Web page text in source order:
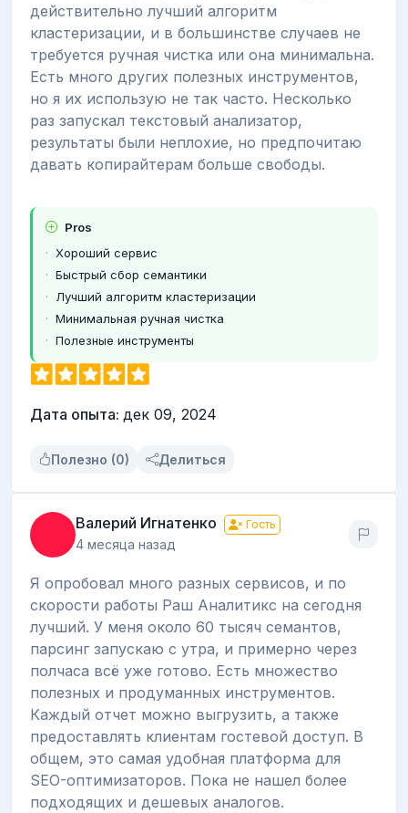
действительно лучший алгоритм
кластеризации, и в большинстве случаев не
требуется ручная чистка или она минимальна.
Есть много других полезных инструментов,
но я их использую не так часто. Несколько
раз запускал текстовый анализатор,
результаты были неплохие, но предпочитаю
давать копирайтерам больше свободы.
Pros
Хороший сервис
Быстрый сбор семантики
Лучший алгоритм кластеризации
Минимальная ручная чистка
Полезные инструменты
Дата опыта: дек 09, 2024
Полезно (0) Делиться
Валерий Игнатенко Гость
4 месяца назад
Я опробовал много разных сервисов, и по
скорости работы Раш Аналитикс на сегодня
лучший. У меня около 60 тысяч семантов,
парсинг запускаю с утра, и примерно через
полчаса всё уже готово. Есть множество
полезных и продуманных инструментов.
Каждый отчет можно выгрузить, а также
предоставлять клиентам гостевой доступ. В
общем, это самая удобная платформа для
SEO-оптимизаторов. Пока не нашел более
подходящих и дешевых аналогов.